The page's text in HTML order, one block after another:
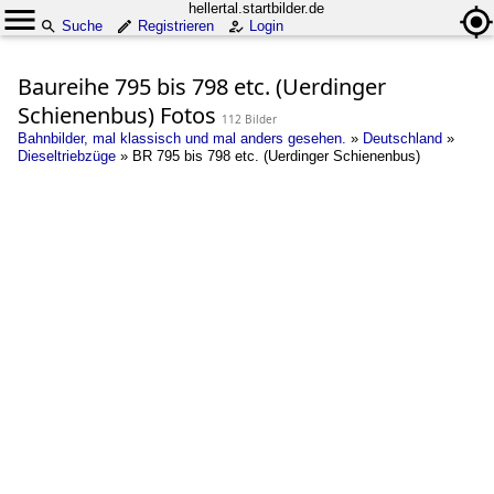
hellertal.startbilder.de
Suche
Registrieren Login
Baureihe 795 bis 798 etc. (Uerdinger
Schienenbus) Fotos 112 Bilder
Bahnbilder, mal klassisch und mal anders gesehen. » Deutschland »
Dieseltriebzüge » BR 795 bis 798 etc. (Uerdinger Schienenbus)